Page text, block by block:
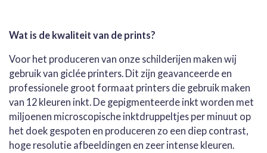
Wat is de kwaliteit van de prints?
Voor het produceren van onze schilderijen maken wij
gebruik van giclée printers. Dit zijn geavanceerde en
professionele groot formaat printers die gebruik maken
van 12 kleuren inkt. De gepigmenteerde inkt worden met
miljoenen microscopische inktdruppeltjes per minuut op
het doek gespoten en produceren zo een diep contrast,
hoge resolutie afbeeldingen en zeer intense kleuren.